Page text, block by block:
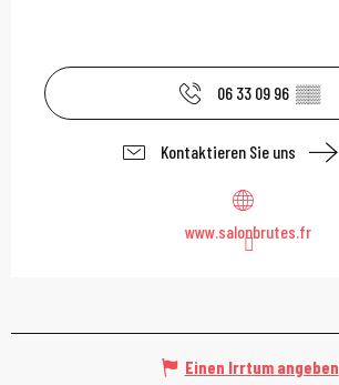
06 33 09 96 ▒▒
Kontaktieren Sie uns
www.salonbrutes.fr
Einen Irrtum angeben